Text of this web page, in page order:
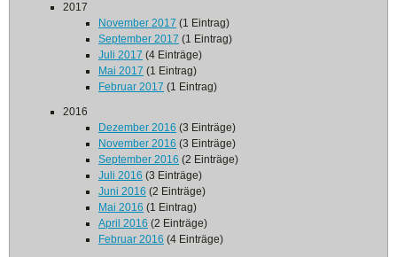
2017
November 2017 (1 Eintrag)
September 2017 (1 Eintrag)
Juli 2017 (4 Einträge)
Mai 2017 (1 Eintrag)
Februar 2017 (1 Eintrag)
2016
Dezember 2016 (3 Einträge)
November 2016 (3 Einträge)
September 2016 (2 Einträge)
Juli 2016 (3 Einträge)
Juni 2016 (2 Einträge)
Mai 2016 (1 Eintrag)
April 2016 (2 Einträge)
Februar 2016 (4 Einträge)